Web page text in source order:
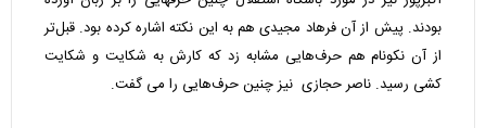
بودند. پیش از آن فرهاد مجیدی هم به این نکته اشاره کرده بود. قبل‌تر
از آن نکونام هم حرف‌هایی مشابه زد که کارش به شکایت و شکایت
کشی رسید. ناصر حجازی نیز چنین حرف‌هایی را می گفت.